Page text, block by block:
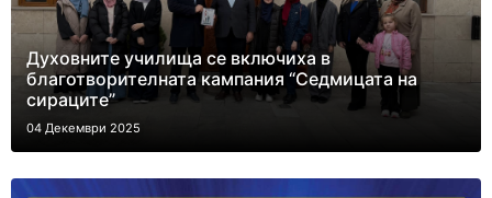
Духовните училища се включиха в
благотворителната кампания “Седмицата на
сираците”
04 Декември 2025